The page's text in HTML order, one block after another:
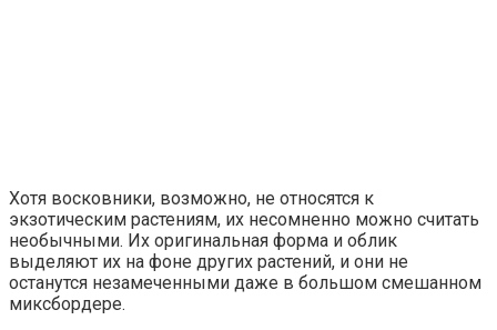
Хотя восковники, возможно, не относятся к
экзотическим растениям, их несомненно можно считать
необычными. Их оригинальная форма и облик
выделяют их на фоне других растений, и они не
останутся незамеченными даже в большом смешанном
миксбордере.